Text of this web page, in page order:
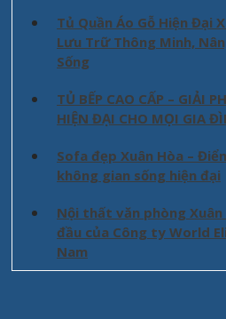
Tủ Quần Áo Gỗ Hiện Đại
Lưu Trữ Thông Minh,
Sống
TỦ BẾP CAO CẤP – GIẢI
HIỆN ĐẠI CHO MỌI GIA
Sofa đẹp Xuân Hòa –
không gian sống hiện đại
Nội thất văn phòng Xuân
đầu của Công ty World
Nam